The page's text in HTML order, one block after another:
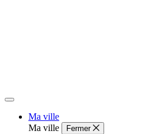
Ma ville
Ma ville
Fermer